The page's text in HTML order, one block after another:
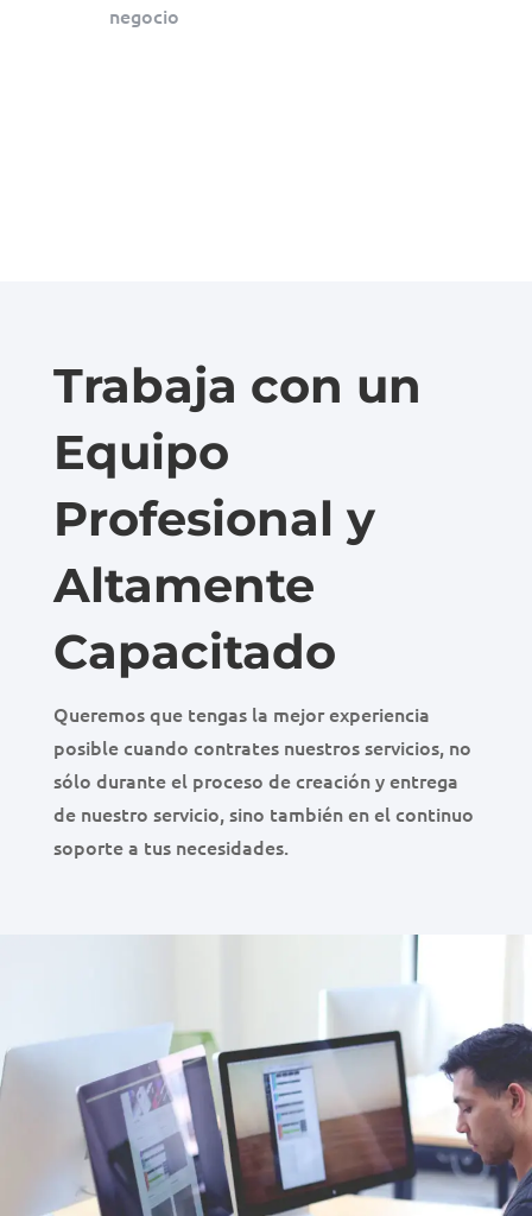
negocio
Trabaja con un
Equipo
Profesional y
Altamente
Capacitado
Queremos que tengas la mejor experiencia
posible cuando contrates nuestros servicios, no
sólo durante el proceso de creación y entrega
de nuestro servicio, sino también en el continuo
soporte a tus necesidades.